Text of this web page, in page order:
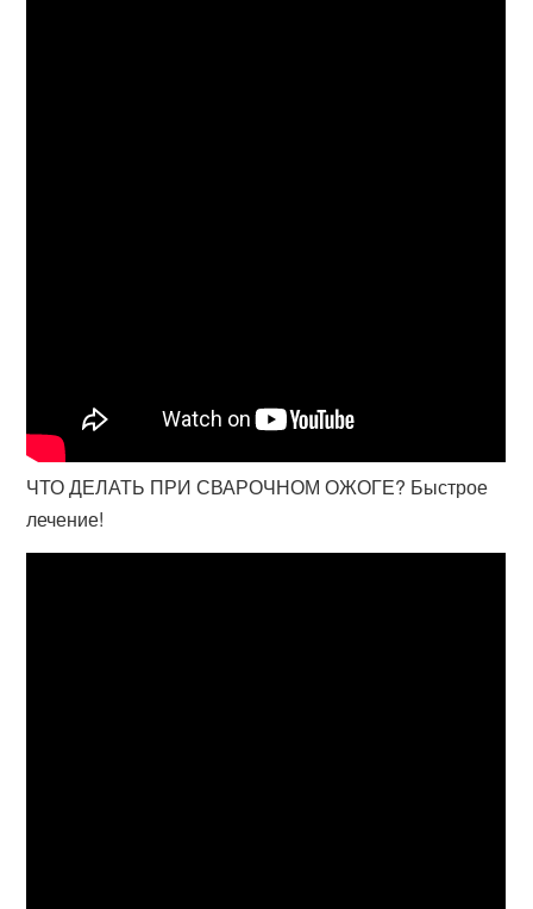
ЧТО ДЕЛАТЬ ПРИ СВАРОЧНОМ ОЖОГЕ? Быстрое
лечение!